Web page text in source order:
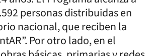
personas distribuidas en
nacional, que reciben la
Por otro lado, en el